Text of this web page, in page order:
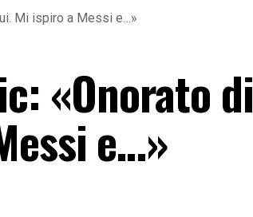
Mi ispiro a Messi e…»
«Onorato di
e…»